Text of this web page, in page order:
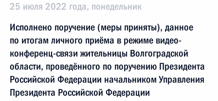
25 июля 2022 года, понедельник
Исполнено поручение (меры приняты), данное
по итогам личного приёма в режиме видео-
конференц-связи жительницы Волгоградской
области, проведённого по поручению Президента
Российской Федерации начальником Управления
Президента Российской Федерации